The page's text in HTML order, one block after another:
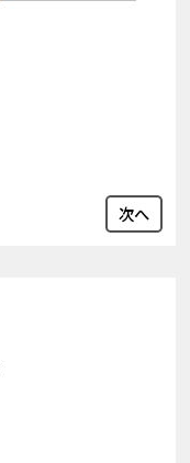
次へ